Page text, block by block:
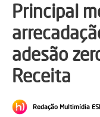
Principal
adesão
Receita
Redação Multimídia